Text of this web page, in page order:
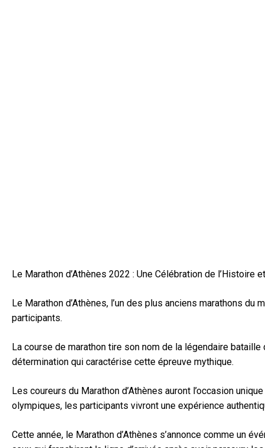
Le Marathon d’Athènes 2022 : Une Célébration de l’Histoire
Le Marathon d’Athènes, l’un des plus anciens marathons
participants.
La course de marathon tire son nom de la légendaire
détermination qui caractérise cette épreuve mythique.
Les coureurs du Marathon d’Athènes auront l’occasion
olympiques, les participants vivront une expérience
Cette année, le Marathon d’Athènes s’annonce comme un